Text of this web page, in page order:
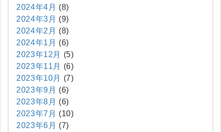
2024年4月 (8)
2024年3月 (9)
2024年2月 (8)
2024年1月 (6)
2023年12月
(5)
2023年11月
(6)
2023年10月
(7)
2023年9月 (6)
2023年8月 (6)
2023年7月 (10)
2023年6月 (7)